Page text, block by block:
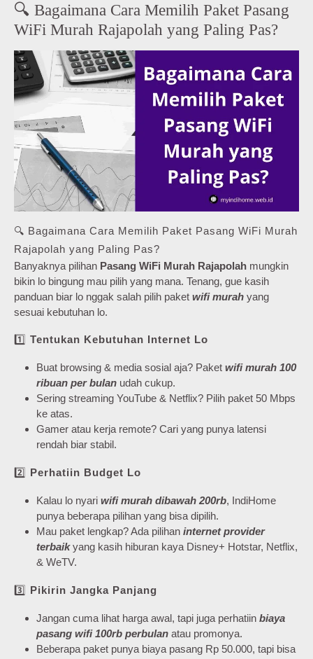
🔍 Bagaimana Cara Memilih Paket Pasang
WiFi Murah Rajapolah yang Paling Pas?
🔍 Bagaimana Cara Memilih Paket Pasang WiFi Murah
Rajapolah yang Paling Pas?
Banyaknya pilihan Pasang WiFi Murah Rajapolah mungkin
bikin lo bingung mau pilih yang mana. Tenang, gue kasih
panduan biar lo nggak salah pilih paket wifi murah yang
sesuai kebutuhan lo.
1️⃣ Tentukan Kebutuhan Internet Lo
Buat browsing & media sosial aja? Paket wifi murah 100
ribuan per bulan udah cukup.
Sering streaming YouTube & Netflix? Pilih paket 50 Mbps
ke atas.
Gamer atau kerja remote? Cari yang punya latensi
rendah biar stabil.
2️⃣ Perhatiin Budget Lo
Kalau lo nyari wifi murah dibawah 200rb, IndiHome
punya beberapa pilihan yang bisa dipilih.
Mau paket lengkap? Ada pilihan internet provider
terbaikyang kasih hiburan kaya Disney+ Hotstar, Netflix,
& WeTV.
3️⃣ Pikirin Jangka Panjang
Jangan cuma lihat harga awal, tapi juga perhatiin biaya
pasang wifi 100rb perbulan atau promonya.
Beberapa paket punya biaya pasang Rp 50.000, tapi bisa